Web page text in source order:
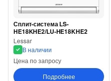
Сплит-система LS-
HE18KHE2/LU-HE18KHE2
Lessar
В наличии
Цена по запросу
Подробнее